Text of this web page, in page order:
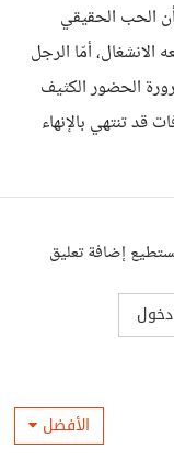
الحب الحقيقي
أمّا الرجل
الحضور الكثيف
قد تنتهي بالإنهاء
إضافة تعليق
دخول
الأفضل